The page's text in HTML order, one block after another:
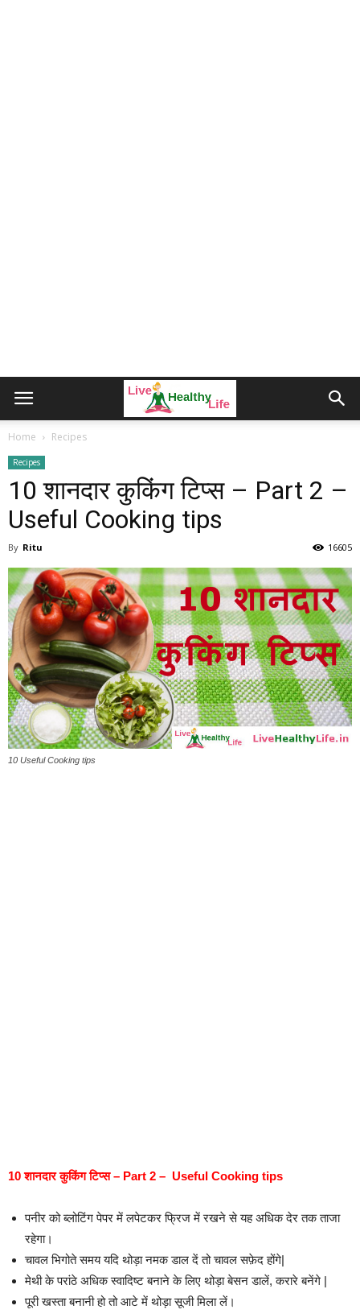
Home Recipes
Recipes
10 शानदार कुकिंग टिप्स – Part 2 –
Useful Cooking tips
By Ritu 16605
10 Useful Cooking tips
10 शानदार कुकिंग टिप्स – Part 2 – Useful Cooking tips
पनीर को ब्लोटिंग पेपर में लपेटकर फ्रिज में रखने से यह अधिक देर तक ताजा
रहेगा।
चावल भिगोते समय यदि थोड़ा नमक डाल दें तो चावल सफ़ेद होंगे|
मेथी के परांठे अधिक स्वादिष्ट बनाने के लिए थोड़ा बेसन डालें, करारे बनेंगे |
पूरी खस्ता बनानी हो तो आटे में थोड़ा सूजी मिला लें।